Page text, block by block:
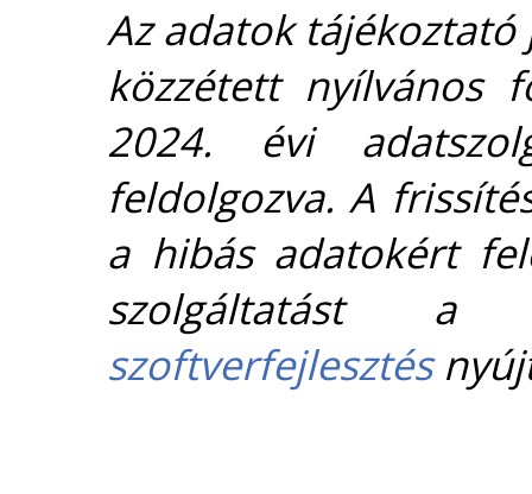
Az adatok
közzétett nyílvános
2024. évi
feldolgozva. A
a hibás adatokért
szolgáltatást
szoftverfejlesztés